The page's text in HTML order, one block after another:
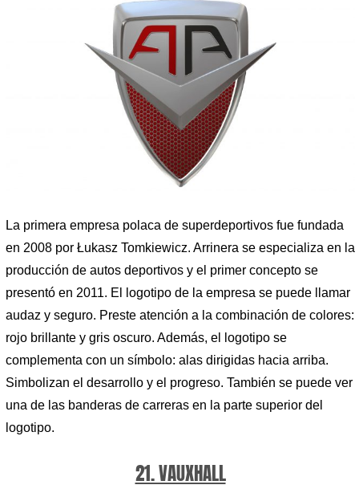
La primera empresa polaca de superdeportivos fue fundada
en 2008 por Łukasz Tomkiewicz. Arrinera se especializa en la
producción de autos deportivos y el primer concepto se
presentó en 2011. El logotipo de la empresa se puede llamar
audaz y seguro. Preste atención a la combinación de colores:
rojo brillante y gris oscuro. Además, el logotipo se
complementa con un símbolo: alas dirigidas hacia arriba.
Simbolizan el desarrollo y el progreso. También se puede ver
una de las banderas de carreras en la parte superior del
logotipo.
21. VAUXHALL